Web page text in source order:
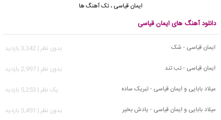
ایمان قیاسی ،تک آهنگ ها
دانلود آهنگ های ایمان قیاسی
ایمان قیاسی - شک
بدون نظر | 3,342 بازدید
ایمان قیاسی - تب تند
بدون نظر | 2,997 بازدید
میلاد بابایی و ایمان قیاسی - تبریک ساده
يک نظر | 5,253 بازدید
میلاد بابایی و ایمان قیاسی - یادش بخیر
بدون نظر | 3,491 بازدید